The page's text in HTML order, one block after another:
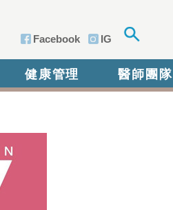
Facebook IG
健康管理 醫師團隊